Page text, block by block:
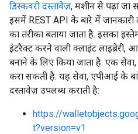
डिस्कवरी दस्तावेज़, मशीन से पढ़ा जा
इसमें REST API के बारे में
का तरीका बताया जाता है. इसका
इंटरैक्ट करने वाली क्लाइंट
बनाने के लिए किया जाता है. एक
करा सकती है. यह सेवा, एपीआई के
दस्तावेज़ उपलब्ध कराती है:
https://
t?version=v1